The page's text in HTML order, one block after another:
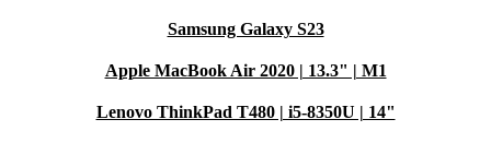
Samsung Galaxy S23
Apple MacBook Air 2020 | 13.3" | M1
Lenovo ThinkPad T480 | i5-8350U | 14"